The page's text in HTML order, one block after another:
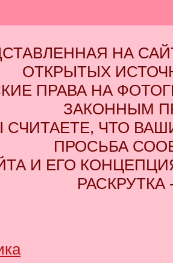
НА
ОТКРЫТЫХ
ПРАВА НА
ЗАКОННЫМ
СЧИТАЕТЕ, ЧТО
ПРОСЬБА
И ЕГО
РАСКРУТКА